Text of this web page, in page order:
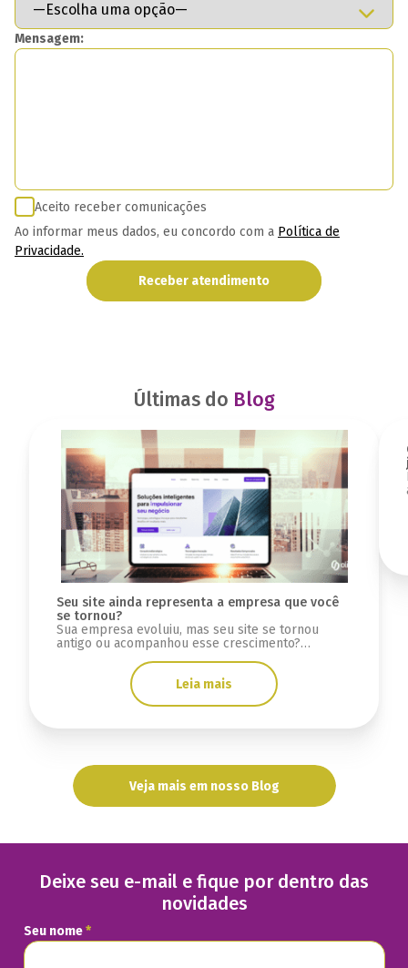
Mensagem:
Aceito receber comunicações
Ao informar meus dados, eu concordo com a Política de
Privacidade.
Receber atendimento
Últimas do Blog
Seu site ainda representa a empresa que você
se tornou?
Sua empresa evoluiu, mas seu site se tornou
antigo ou acompanhou esse crescimento?
Leia mais
Veja mais em nosso Blog
Deixe seu e-mail e fique por dentro das
novidades
Seu nome*